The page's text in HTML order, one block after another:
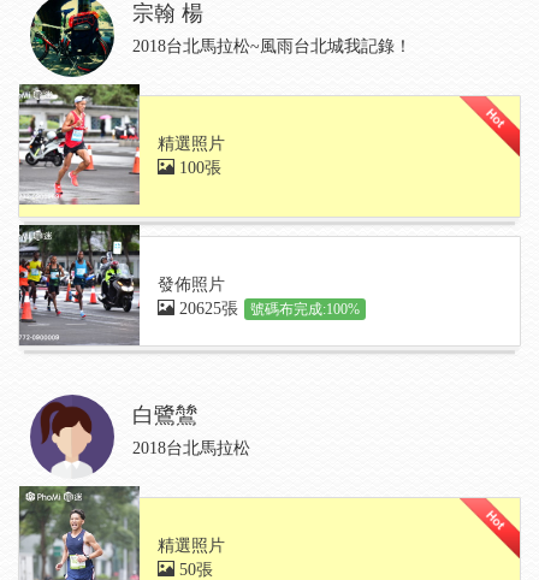
宗翰 楊
2018台北馬拉松~風雨台北城我記錄！
精選照片
100張
發佈照片
20625張
號碼布完成:100%
白鷺鷥
2018台北馬拉松
精選照片
50張